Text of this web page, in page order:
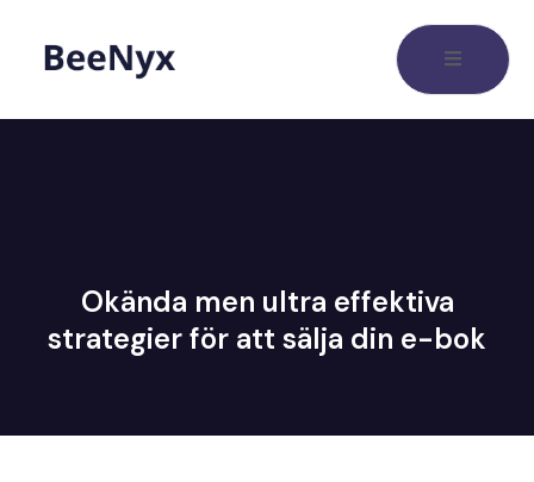
Okända men ultra effektiva
strategier för att sälja din e-bok